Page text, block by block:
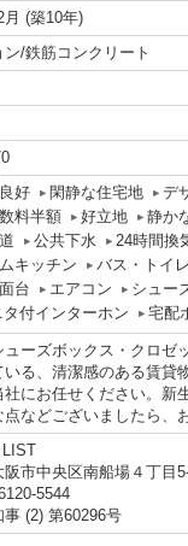
月 (築10年)
ン/鉄筋コンクリート
好 閑静な住宅地
デ
料半額
好立地
静か
公共下水
24時間換
キッチン
バス・トイ
台
エアコン
シュー
付インターホン
宅配
ューズボックス・クロゼ
いる、清潔感のある賃貸
社にお任せください。新
点などございましたら、
LIST
阪市中央区南船場４丁目
5544
事 (2) 第60296号